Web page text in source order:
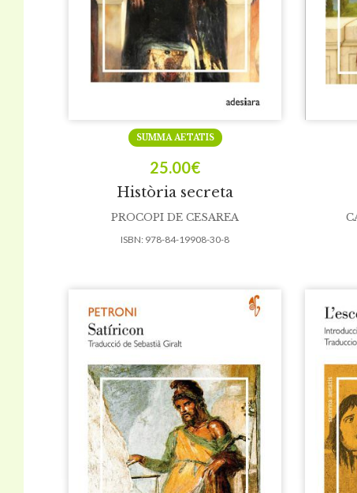
Història secreta
SUMMA AETATIS
25.00€
PROCOPI DE CESAREA
ISBN: 978-84-19908-30-8